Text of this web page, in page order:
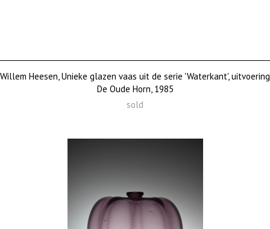
Willem Heesen, Unieke glazen vaas uit de serie 'Waterkant', uitvoering
De Oude Horn, 1985
sold